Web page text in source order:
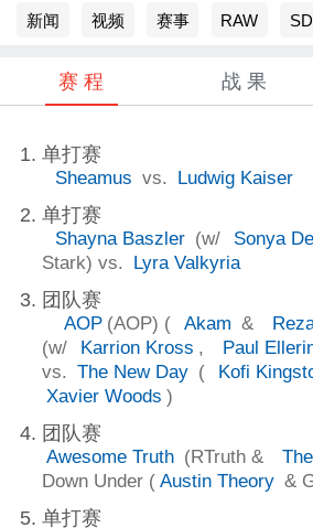
新闻 视频 赛事 RAW SD
赛 程 战 果
单打赛
Sheamus vs. Ludwig Kaiser
单打赛
Shayna Baszler (w/ Sonya
Stark) vs. Lyra Valkyria
团队赛
AOP (AOP) ( Akam &
(w/
Karrion Kross , Paul
vs. The New Day ( Kofi
Xavier Woods )
团队赛
Awesome Truth (RTruth &
Down Under ( Austin Theory &
单打赛